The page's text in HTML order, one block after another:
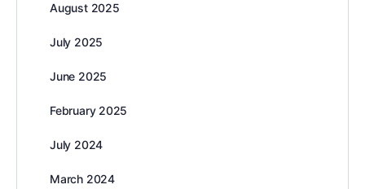
August 2025
July 2025
June 2025
February 2025
July 2024
March 2024